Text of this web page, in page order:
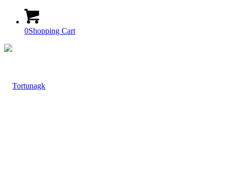
0Shopping Cart